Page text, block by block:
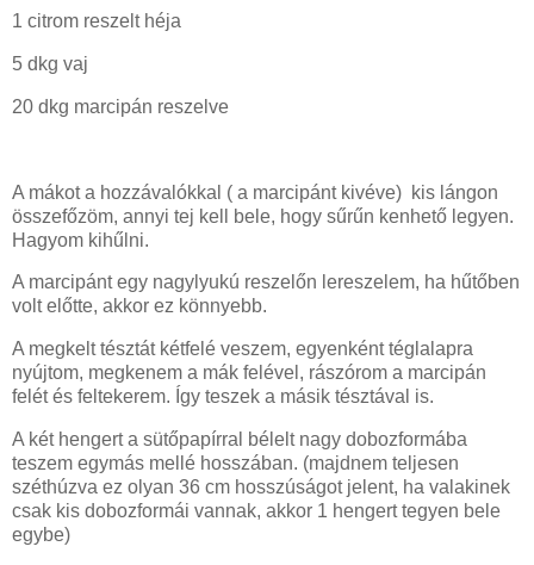
1 citrom reszelt héja
5 dkg vaj
20 dkg marcipán reszelve
A mákot a hozzávalókkal ( a marcipánt kivéve) kis lángon
összefőzöm, annyi tej kell bele, hogy sűrűn kenhető legyen.
Hagyom kihűlni.
A marcipánt egy nagylyukú reszelőn lereszelem, ha hűtőben
volt előtte, akkor ez könnyebb.
A megkelt tésztát kétfelé veszem, egyenként téglalapra
nyújtom, megkenem a mák felével, rászórom a marcipán
felét és feltekerem. Így teszek a másik tésztával is.
A két hengert a sütőpapírral bélelt nagy dobozformába
teszem egymás mellé hosszában. (majdnem teljesen
széthúzva ez olyan 36 cm hosszúságot jelent, ha valakinek
csak kis dobozformái vannak, akkor 1 hengert tegyen bele
egybe)